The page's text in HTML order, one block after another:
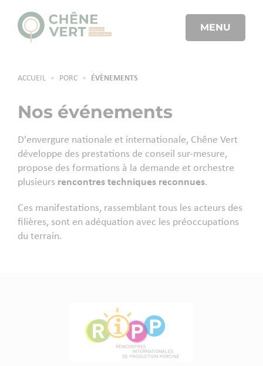
MENU
ACCUEIL • PORC • ÉVÈNEMENTS
Nos événements
D'envergure nationale et internationale, Chêne Vert
développe des prestations de conseil sur-mesure,
propose des formations à la demande et orchestre
plusieurs rencontres techniques reconnues.
Ces manifestations, rassemblant tous les acteurs des
filières, sont en adéquation avec les préoccupations
du terrain.